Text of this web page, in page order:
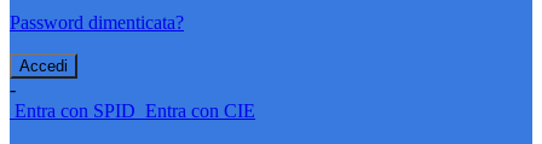
Password dimenticata?
-
Entra con SPID Entra con CIE